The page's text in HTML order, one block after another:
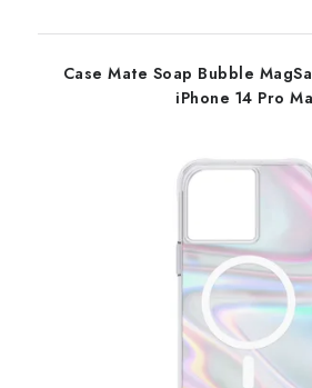
Case Mate Soap Bubble
iPhone 14 Pro